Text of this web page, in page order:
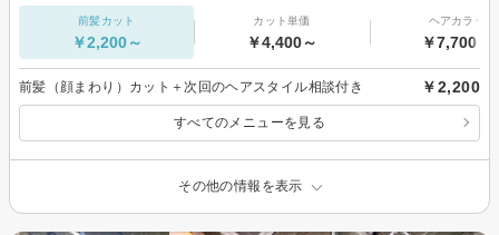
前髪カット
￥2,200～
カット単価
￥4,400～
ヘアカラー
￥7,700～
前髪（顔まわり）カット＋次回のヘアスタイル相談付き ￥2,200
すべてのメニューを見る
その他の情報を表示